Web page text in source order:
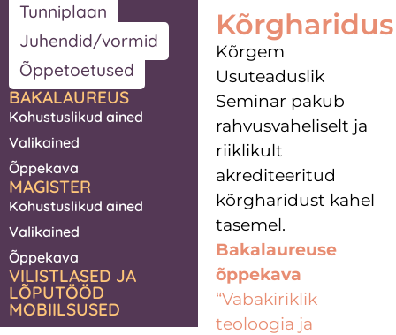
Tunniplaan
Juhendid/vormid
Õppetoetused
BAKALAUREUS
Kohustuslikud ained
Valikained
Õppekava
MAGISTER
Kohustuslikud ained
Valikained
Õppekava
VILISTLASED JA
LÕPUTÖÖD
MOBIILSUSED
Kõrgharidus
Kõrgem
Usuteaduslik
Seminar pakub
rahvusvaheliselt ja
riiklikult
akrediteeritud
kõrgharidust kahel
tasemel.
Bakalaureuse
õppekava
“Vabakiriklik
teoloogia ja